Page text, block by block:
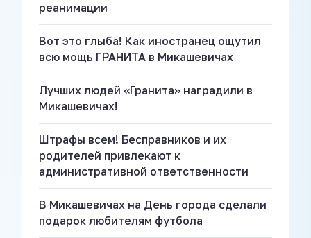
реанимации
Вот это глыба! Как иностранец ощутил
всю мощь ГРАНИТА в Микашевичах
Лучших людей «Гранита» наградили в
Микашевичах!
Штрафы всем! Бесправников и их
родителей привлекают к
административной ответственности
В Микашевичах на День города сделали
подарок любителям футбола